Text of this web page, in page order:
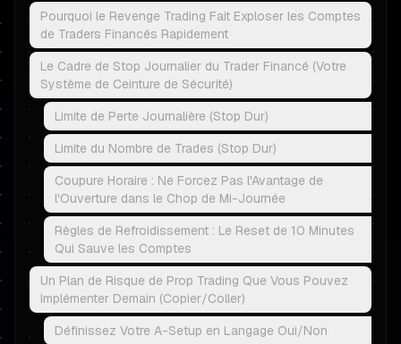
Pourquoi le Revenge Trading Fait Exploser les Comptes
de Traders Financés Rapidement
Le Cadre de Stop Journalier du Trader Financé (Votre
Système de Ceinture de Sécurité)
Limite de Perte Journalière (Stop Dur)
Limite du Nombre de Trades (Stop Dur)
Coupure Horaire : Ne Forcez Pas l'Avantage de
l'Ouverture dans le Chop de Mi-Journée
Règles de Refroidissement : Le Reset de 10 Minutes
Qui Sauve les Comptes
Un Plan de Risque de Prop Trading Que Vous Pouvez
Implémenter Demain (Copier/Coller)
Définissez Votre A-Setup en Langage Oui/Non